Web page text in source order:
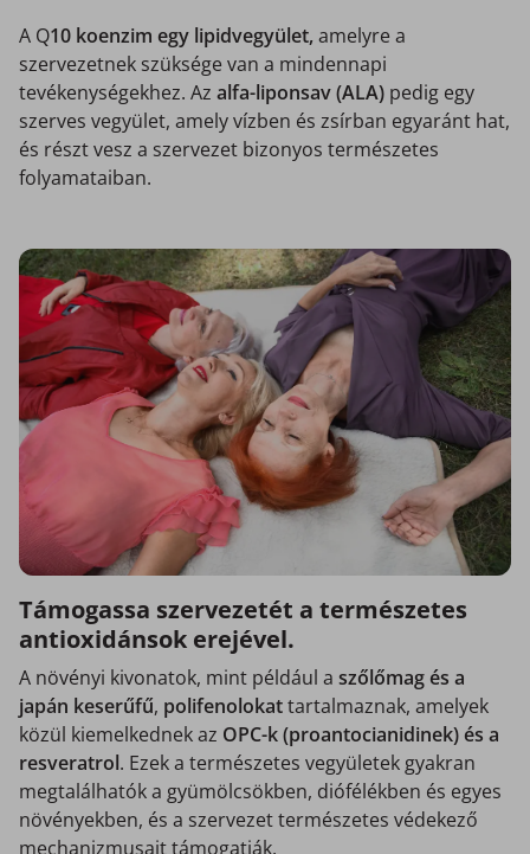
A Q10 koenzim egy lipidvegyület,amelyre a
szervezetnek szüksége van a mindennapi
tevékenységekhez. Az alfa-liponsav (ALA) pedig egy
szerves vegyület, amely vízben és zsírban egyaránt hat,
és részt vesz a szervezet bizonyos természetes
folyamataiban.
Támogassa szervezetét a természetes
antioxidánsok erejével.
A növényi kivonatok, mint például a szőlőmag és a
japán keserűfű, polifenolokattartalmaznak, amelyek
közül kiemelkednek az OPC-k (proantocianidinek) és a
resveratrol. Ezek a természetes vegyületek gyakran
megtalálhatók a gyümölcsökben, diófélékben és egyes
növényekben, és a szervezet természetes védekező
mechanizmusait támogatják.